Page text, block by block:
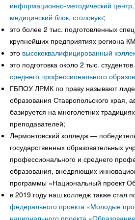
информационно-методический центр,
медицинский блок, столовую;
это более 2 тыс. подготовленных
крупнейших предприятиях региона
это высококвалифицированный
это подготовка около 2 тыс. студентов
среднего профессионального
ГБПОУ ЛРМК по праву называют
образования Ставропольского края,
базируется на многолетних
преподавателей;
Лермонтовский колледж —
государственных образовательных
профессионального и среднего
образования, внедряющих
программы «Национальный проект
в 2019 году наш колледж также стал
федерального проекта «Молодые